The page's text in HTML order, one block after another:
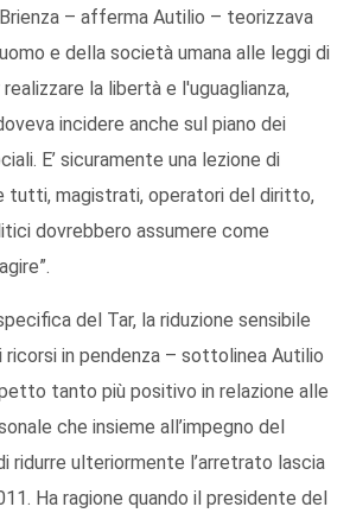
Brienza – afferma Autilio – teorizzava
e della società umana alle leggi di
la libertà e l'uguaglianza,
incidere anche sul piano dei
E’ sicuramente una lezione di
tutti, magistrati, operatori del diritto,
dovrebbero assumere come
del Tar, la riduzione sensibile
ricorsi in pendenza – sottolinea Autilio
tanto più positivo in relazione alle
che insieme all’impegno del
ridurre ulteriormente l’arretrato lascia
Ha ragione quando il presidente del